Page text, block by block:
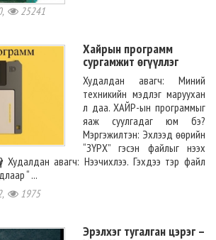
25241
Хайрын программ
сургамжит өгүүллэг
Худалдан авагч: Миний
техникийн мэдлэг маруухан
л даа. ХАЙР-ын программыг
яаж суулгадаг юм бэ?
Мэргэжилтэн: Эхлээд өөрийн
“ЗҮРХ” гэсэн файлыг нээх
Худалдан авагч: Нээчихлээ. Гэхдээ тэр файл
“ ...
1975
Эрэлхэг тугалган цэрэг –